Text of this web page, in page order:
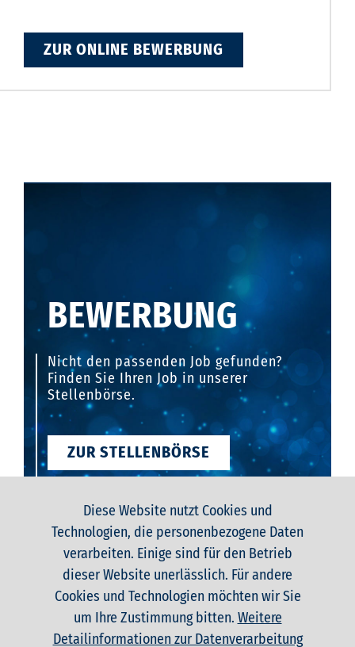
ZUR ONLINE BEWERBUNG
BEWERBUNG
Nicht den passenden Job gefunden?
Finden Sie Ihren Job in unserer
Stellenbörse.
ZUR STELLENBÖRSE
STARTSEITE
KONTAKT
DATENSCHUTZERKLÄRUNG
Diese Website nutzt Cookies und
Technologien, die personenbezogene Daten
verarbeiten. Einige sind für den Betrieb
dieser Website unerlässlich. Für andere
Cookies und Technologien möchten wir Sie
um Ihre Zustimmung bitten. Weitere
Detailinformationen zur Datenverarbeitung